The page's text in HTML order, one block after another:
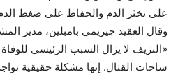
على تخثر الدم والحفاظ على ضغط
وقال العقيد جيريمي بامبلين، مدير
«النزيف لا يزال السبب الرئيسي
ساحات القتال. إنها مشكلة حقيقية